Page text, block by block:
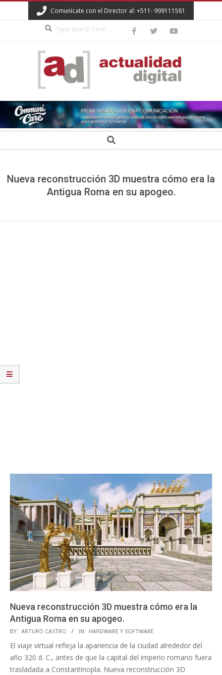
to
Comunícate con el Director al: +511- 999111581
ACTUALIDAD
DIGITAL Search
Nueva reconstrucción 3D muestra cómo era la
Antigua Roma en su apogeo.
Nueva reconstrucción 3D muestra cómo era la
Antigua Roma en su apogeo.
2023-
11-
11
BY: ARTURO CASTRO IN: HARDWARE Y SOFTWARE
El viaje virtual refleja la apariencia de la ciudad alrededor del
año 320 d. C., antes de que la capital del imperio romano fuera
trasladada a Constantinopla. Nueva reconstrucción 3D